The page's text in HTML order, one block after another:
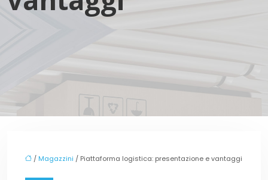
/ Magazzini / Piattaforma logistica: presentazione e vantaggi